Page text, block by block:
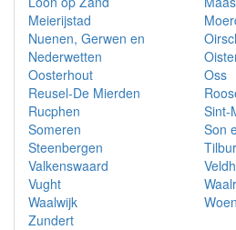
Meierijstad
Nuenen, Gerwen en
Nederwetten
Oosterhout
Oss
Reusel-De Mierden
Rucphen
Sint-
Someren
Son
Steenbergen
Valkenswaard
Vught
Waalwijk
Zundert